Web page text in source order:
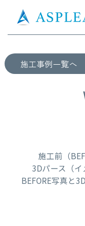
施工事例一覧へ
施工前（
3Dパース（イ
BEFORE写真と